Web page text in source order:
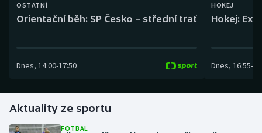
Curling
Florbal
Golf
OSTATNÍ
Orientační běh: SP Česko – střední trať
Dnes, 14:00-17:50
HOKEJ
Hokej:
Dnes, 16:55-
Aktuality ze sportu
FOTBAL